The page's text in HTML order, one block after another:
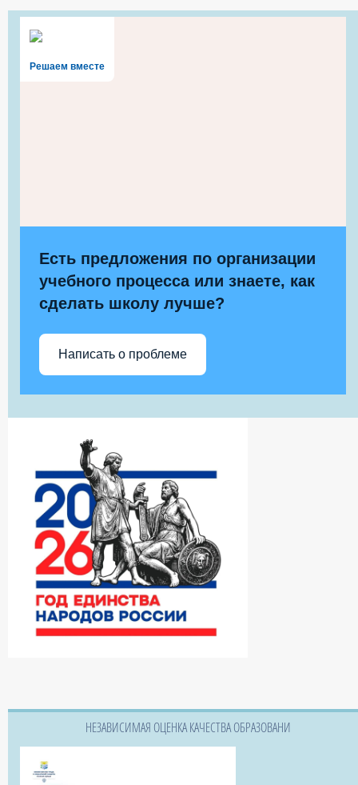
Решаем вместе
Есть предложения по организации
учебного процесса или знаете, как
сделать школу лучше?
Написать о проблеме
НЕЗАВИСИМАЯ ОЦЕНКА КАЧЕСТВА ОБРАЗОВАНИ